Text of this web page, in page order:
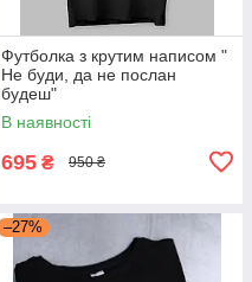
Футболка з крутим написом "
Не буди, да не послан
будеш"
В наявності
695 ₴ 950 ₴
–27%